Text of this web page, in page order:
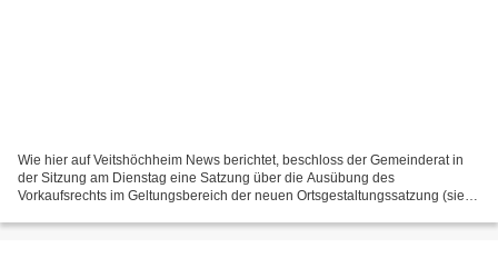
Wie hier auf Veitshöchheim News berichtet, beschloss der Gemeinderat in
der Sitzung am Dienstag eine Satzung über die Ausübung des
Vorkaufsrechts im Geltungsbereich der neuen Ortsgestaltungssatzung (siehe